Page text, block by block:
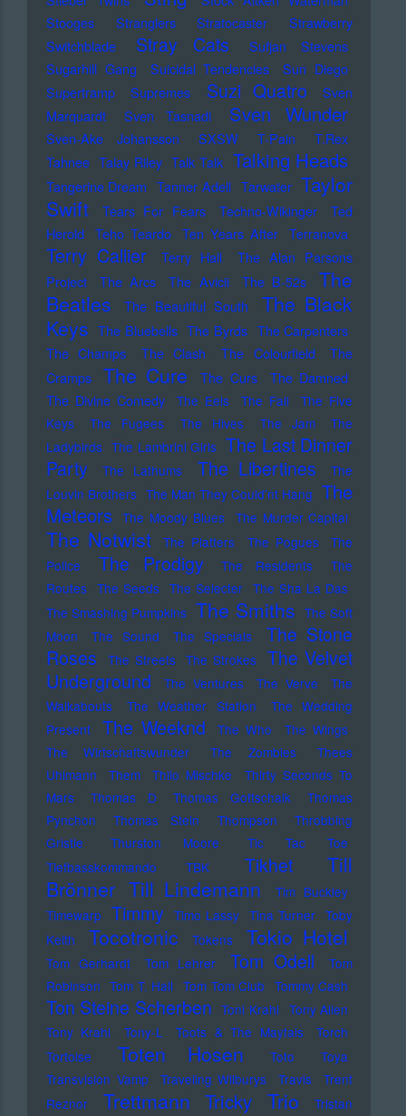
Stooges
Stranglers Stratocaster
Strawberry
Switchblade
Stray Cats
Sufjan Stevens
Sugarhill Gang
Suicidal Tendencies
Sun Diego
Supertramp
Supremes Suzi Quatro
Sven
Marquardt
Sven Tasnadi Sven Wunder
Sven-Ake Johansson SXSW T-Pain
T.Rex
Tahnee Talay Riley Talk Talk Talking Heads
Tangerine Dream Tanner Adell Tarwater Taylor
Swift
Tears For Fears Techno-Wikinger
Ted
Herold
Teho Teardo Ten Years After Terranova
Terry Callier Terry Hall
The Alan Parsons
Project
The Arcs The Avicii The B-52s
The
Beatles
The Beautiful South
The Black
Keys The Bluebells The Byrds The Carpenters
The Champs
The Clash The Colourfield
The
Cramps
The Cure The Curs
The Damned
The Divine Comedy
The Eels The Fall
The Five
Keys
The Fugees The Hives The Jam
The
Ladybirds The Lambrini Girls The Last Dinner
Party
The Lathums The Libertines
The
Louvin Brothers The Man They Could'nt Hang The
Meteors The Moody Blues The Murder Capital
The Notwist The Platters The Pogues
The
Police
The Prodigy The Residents
The
Routes The Seeds The Selecter The Sha La Das
The Smashing Pumpkins The Smiths The Soft
Moon
The Sound The Specials
The Stone
Roses
The Streets The Strokes
The Velvet
Underground
The Ventures The Verve
The
Walkabouts
The Weather Station
The Wedding
Present
The Weeknd The Who
The Wings
The Wirtschaftswunder
The Zombies
Thees
Uhlmann
Them Thilo Mischke
Thirty Seconds To
Mars
Thomas D Thomas Gottschalk
Thomas
Pynchon
Thomas Stein Thompson
Throbbing
Gristle
Thurston Moore
Tic Tac Toe
Tiefbasskommando TBK
Tikhet
Till
Brönner Till Lindemann
Tim Buckley
Timewarp Timmy Timo Lassy Tina Turner Toby
Keith
Tocotronic Tokens Tokio Hotel
Tom Gerhardt Tom Lehrer Tom Odell
Tom
Robinson Tom T. Hall Tom Tom Club Tommy Cash
Ton Steine Scherben Toni Krahl Tony Allen
Tony Krahl
Tony-L Toots & The Maytals
Torch
Tortoise
Toten Hosen Toto
Toya
Transvision Vamp
Traveling Wilburys Travis
Trent
Reznor
Trettmann Tricky Trio
Tristan